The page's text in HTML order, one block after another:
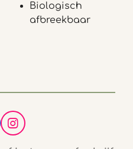
Biologisch
afbreekbaar
I
n